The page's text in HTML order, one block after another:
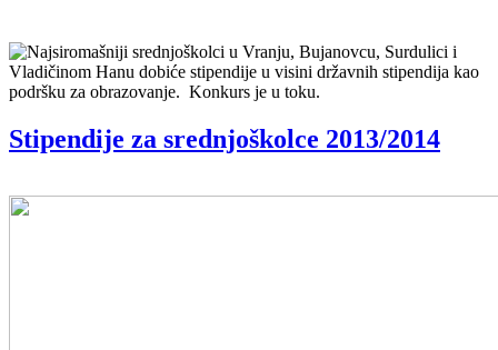
Najsiromašniji srednjoškolci u Vranju, Bujanovcu, Surdulici i
Vladičinom Hanu dobiće stipendije u visini državnih stipendija kao
podršku za obrazovanje. Konkurs je u toku.
Stipendije za srednjoškolce 2013/2014